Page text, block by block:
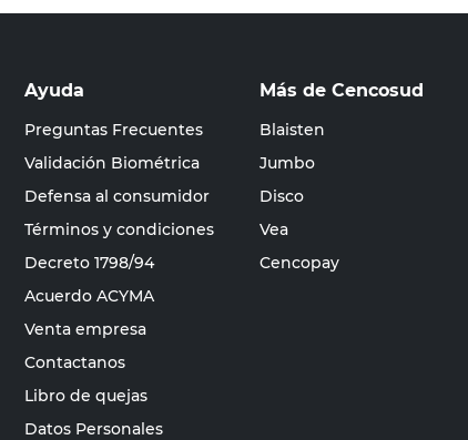
Ayuda
Preguntas Frecuentes
Validación Biométrica
Defensa al consumidor
Términos y condiciones
Decreto 1798/94
Acuerdo ACYMA
Venta empresa
Contactanos
Libro de quejas
Datos Personales
Más de Cencosud
Blaisten
Jumbo
Disco
Vea
Cencopay